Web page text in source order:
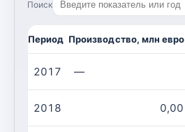
Поиск
Период Производство, млн евро
2017 —
2018 0,00